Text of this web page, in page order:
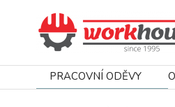
PRACOVNÍ ODĚVY